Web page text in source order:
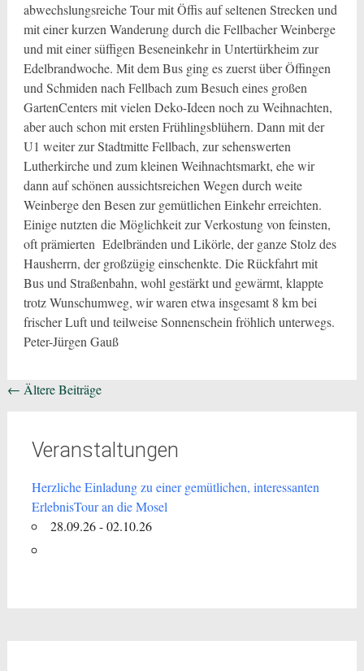
abwechslungsreiche Tour mit Öffis auf seltenen Strecken und
mit einer kurzen Wanderung durch die Fellbacher Weinberge
und mit einer süffigen Beseneinkehr in Untertürkheim zur
Edelbrandwoche. Mit dem Bus ging es zuerst über Öffingen
und Schmiden nach Fellbach zum Besuch eines großen
GartenCenters mit vielen Deko-Ideen noch zu Weihnachten,
aber auch schon mit ersten Frühlingsblühern. Dann mit der
U1 weiter zur Stadtmitte Fellbach, zur sehenswerten
Lutherkirche und zum kleinen Weihnachtsmarkt, ehe wir
dann auf schönen aussichtsreichen Wegen durch weite
Weinberge den Besen zur gemütlichen Einkehr erreichten.
Einige nutzten die Möglichkeit zur Verkostung von feinsten,
oft prämierten Edelbränden und Likörle, der ganze Stolz des
Hausherrn, der großzügig einschenkte. Die Rückfahrt mit
Bus und Straßenbahn, wohl gestärkt und gewärmt, klappte
trotz Wunschumweg, wir waren etwa insgesamt 8 km bei
frischer Luft und teilweise Sonnenschein fröhlich unterwegs.
Peter-Jürgen Gauß
Beitragsnavigation
← Ältere Beiträge
Veranstaltungen
Herzliche Einladung zu einer gemütlichen, interessanten
ErlebnisTour an die Mosel
28.09.26 - 02.10.26